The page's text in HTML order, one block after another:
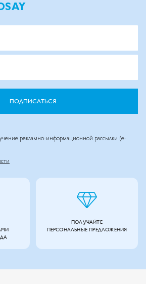
рекламно-информационной рассылки (e-
ПОДПИСАТЬСЯ
ПОЛУЧАЙТЕ
ПЕРСОНАЛЬНЫЕ ПРЕДЛОЖЕНИЯ